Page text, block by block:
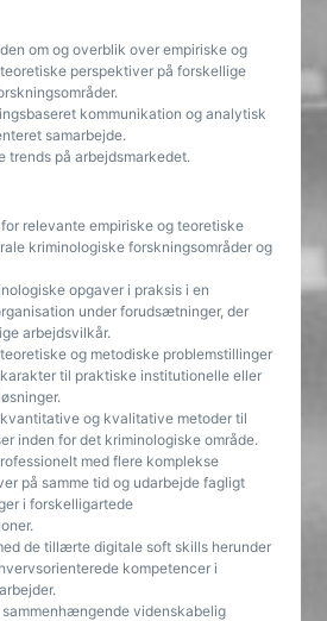
om og overblik over empiriske og
perspektiver på forskellige
kommunikation og analytisk
samarbejde.
trends på arbejdsmarkedet.
relevante empiriske og teoretiske
kriminologiske forskningsområder og
opgaver i praksis i en
under forudsætninger, der
arbejdsvilkår.
og metodiske problemstillinger
til praktiske institutionelle eller
og kvalitative metoder til
inden for det kriminologiske område.
med flere komplekse
på samme tid og udarbejde fagligt
i forskelligartede
de tillærte digitale soft skills herunder
kompetencer i
sammenhængende videnskabelig